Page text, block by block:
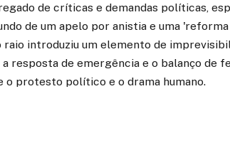
de críticas e demandas políticas,
de um apelo por anistia e uma
raio introduziu um elemento de
resposta de emergência e o balanço de
o protesto político e o drama humano.